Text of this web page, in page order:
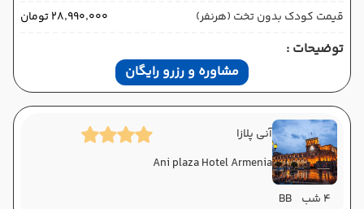
قیمت کودک بدون تخت (هرنفر)
۲۸٬۹۹۰٬۰۰۰ تومان
توضیحات :
مشاوره و رزرو رایگان
آنی پلازا
Ani plaza Hotel Armenia
4 شب
BB